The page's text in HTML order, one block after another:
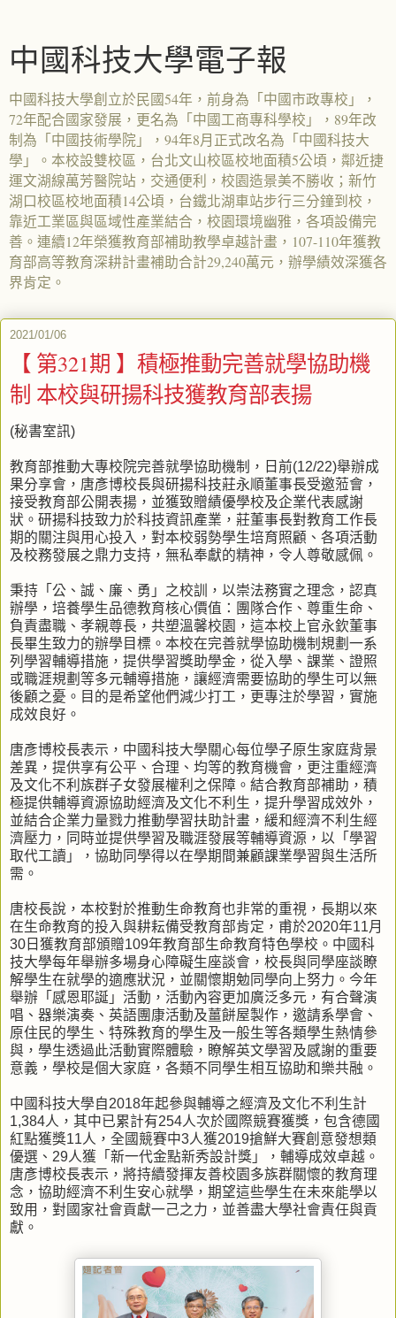
中國科技大學電子報
中國科技大學創立於民國54年，前身為「中國市政專校」，
72年配合國家發展，更名為「中國工商專科學校」，89年改
制為「中國技術學院」，94年8月正式改名為「中國科技大
學」。本校設雙校區，台北文山校區校地面積5公頃，鄰近捷
運文湖線萬芳醫院站，交通便利，校園造景美不勝收；新竹
湖口校區校地面積14公頃，台鐵北湖車站步行三分鐘到校，
靠近工業區與區域性產業結合，校園環境幽雅，各項設備完
善。連續12年榮獲教育部補助教學卓越計畫，107-110年獲教
育部高等教育深耕計畫補助合計29,240萬元，辦學績效深獲各
界肯定。
2021/01/06
【 第321期 】積極推動完善就學協助機
制 本校與研揚科技獲教育部表揚
(秘書室訊)
教育部推動大專校院完善就學協助機制，日前(12/22)舉辦成
果分享會，唐彥博校長與研揚科技莊永順董事長受邀蒞會，
接受教育部公開表揚，並獲致贈績優學校及企業代表感謝
狀。研揚科技致力於科技資訊產業，莊董事長對教育工作長
期的關注與用心投入，對本校弱勢學生培育照顧、各項活動
及校務發展之鼎力支持，無私奉獻的精神，令人尊敬感佩。
秉持「公、誠、廉、勇」之校訓，以崇法務實之理念，認真
辦學，培養學生品德教育核心價值：團隊合作、尊重生命、
負責盡職、孝親尊長，共塑溫馨校園，這本校上官永欽董事
長畢生致力的辦學目標。本校在完善就學協助機制規劃一系
列學習輔導措施，提供學習獎助學金，從入學、課業、證照
或職涯規劃等多元輔導措施，讓經濟需要協助的學生可以無
後顧之憂。目的是希望他們減少打工，更專注於學習，實施
成效良好。
唐彥博校長表示，中國科技大學關心每位學子原生家庭背景
差異，提供享有公平、合理、均等的教育機會，更注重經濟
及文化不利族群子女發展權利之保障。結合教育部補助，積
極提供輔導資源協助經濟及文化不利生，提升學習成效外，
並結合企業力量戮力推動學習扶助計畫，緩和經濟不利生經
濟壓力，同時並提供學習及職涯發展等輔導資源，以「學習
取代工讀」，協助同學得以在學期間兼顧課業學習與生活所
需。
唐校長說，本校對於推動生命教育也非常的重視，長期以來
在生命教育的投入與耕耘備受教育部肯定，甫於2020年11月
30日獲教育部頒贈109年教育部生命教育特色學校。中國科
技大學每年舉辦多場身心障礙生座談會，校長與同學座談瞭
解學生在就學的適應狀況，並關懷期勉同學向上努力。今年
舉辦「感恩耶誕」活動，活動內容更加廣泛多元，有合聲演
唱、器樂演奏、英語團康活動及薑餅屋製作，邀請系學會、
原住民的學生、特殊教育的學生及一般生等各類學生熱情參
與，學生透過此活動實際體驗，瞭解英文學習及感謝的重要
意義，學校是個大家庭，各類不同學生相互協助和樂共融。
中國科技大學自2018年起參與輔導之經濟及文化不利生計
1,384人，其中已累計有254人次於國際競賽獲獎，包含德國
紅點獲獎11人，全國競賽中3人獲2019搶鮮大賽創意發想類
優選、29人獲「新一代金點新秀設計獎」，輔導成效卓越。
唐彥博校長表示，將持續發揮友善校園多族群關懷的教育理
念，協助經濟不利生安心就學，期望這些學生在未來能學以
致用，對國家社會貢獻一己之力，並善盡大學社會責任與貢
獻。